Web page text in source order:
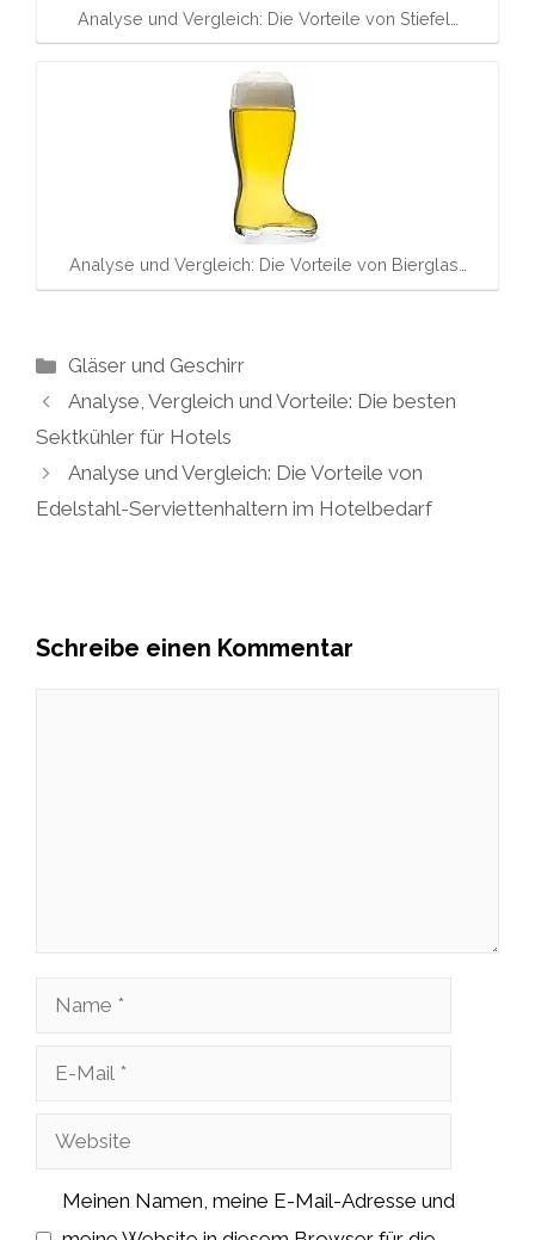
Analyse und Vergleich: Die Vorteile von Stiefel…
Analyse und Vergleich: Die Vorteile von Bierglas…
Kategorien
Gläser und Geschirr
Analyse, Vergleich und Vorteile: Die besten
Sektkühler für Hotels
Analyse und Vergleich: Die Vorteile von
Edelstahl-Serviettenhaltern im Hotelbedarf
Schreibe einen Kommentar
Name
Website
Meinen Namen, meine E-Mail-Adresse und